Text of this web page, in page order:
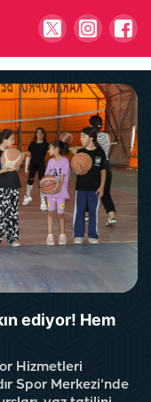
ediyor! Hem
Hizmetleri
Spor Merkezi'nde
yok, ürünler